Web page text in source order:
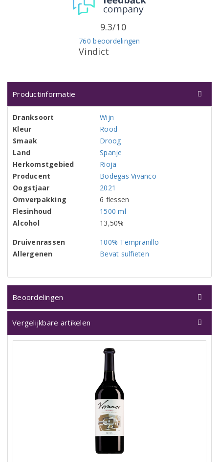
Vindict
760 beoordelingen
9.3/10
Productinformatie
Dranksoort
Wijn
Kleur
Rood
Smaak
Droog
Land
Spanje
Herkomstgebied
Rioja
Producent
Bodegas Vivanco
Oogstjaar
2021
Omverpakking
6 flessen
Flesinhoud
1500 ml
Alcohol
13,50%
Druivenrassen
100% Tempranillo
Allergenen
Bevat sulfieten
Beoordelingen
Vergelijkbare artikelen